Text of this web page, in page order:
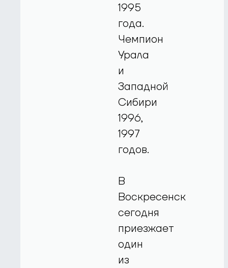
1995
года.
Чемпион
Урала
и
Западной
Сибири
1996,
1997
годов.
В
Воскресенск
сегодня
приезжает
один
из